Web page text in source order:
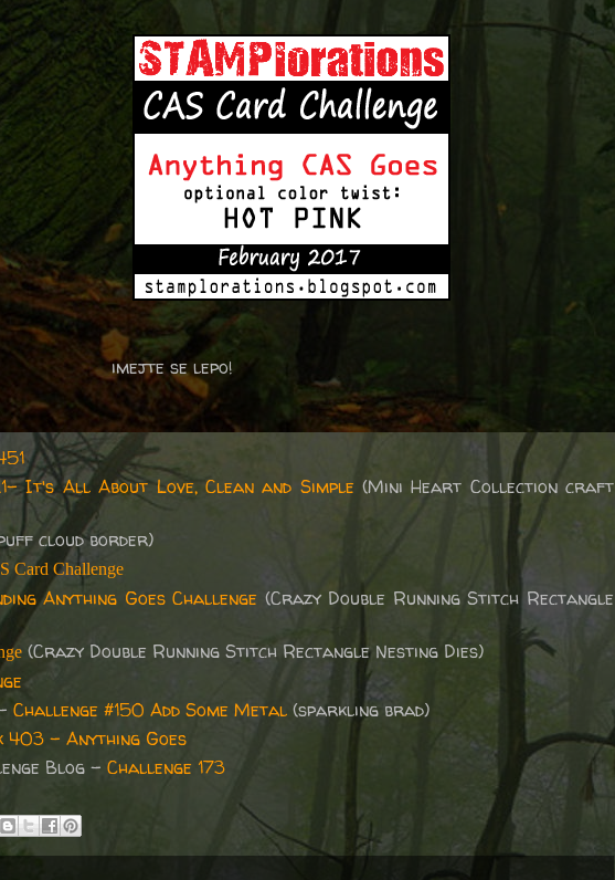
imejte se lepo!
It's All About Love, Clean and Simple (Mini Heart Collection craft
cloud border)
Card Challenge
Anything Goes Challenge (Crazy Double Running Stitch Rectangle
(Crazy Double Running Stitch Rectangle Nesting Dies)
Challenge #150 Add Some Metal (sparkling brad)
403 - Anything Goes
Blog - Challenge 173